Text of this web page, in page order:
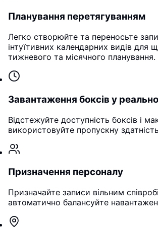
Планування перетягуванням
Легко створюйте та переносьте
інтуїтивних календарних видів для
тижневого та місячного планування.
Завантаження боксів у
Відстежуйте доступність боксів і
використовуйте пропускну
Призначення персоналу
Призначайте записи вільним
автоматично балансуйте